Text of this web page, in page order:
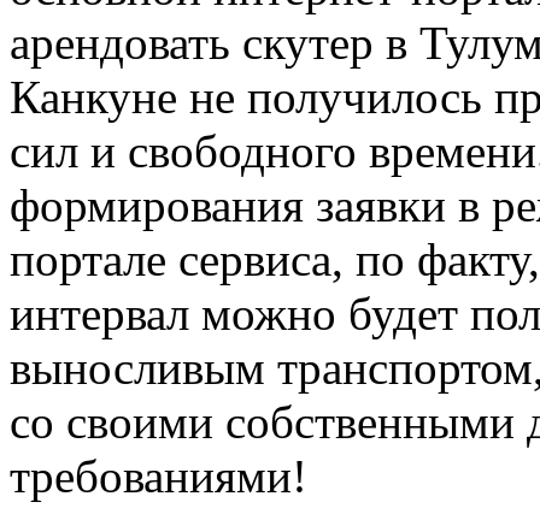
арендовать скутер в
Канкуне не получилось
сил и свободного
формирования заявки в
портале сервиса, по
интервал можно будет
выносливым
со своими
требованиями!